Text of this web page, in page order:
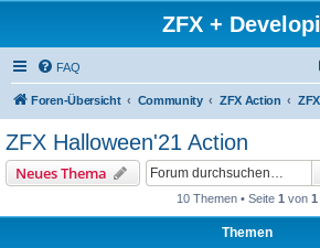
ZFX +
FAQ
Foren-Übersicht Community ZFX Action
ZFX Halloween'21 Action
Neues Thema
10 Themen • Seite 1 von 1
Themen